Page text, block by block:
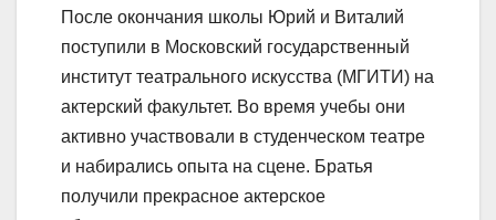
После окончания школы Юрий и Виталий
поступили в Московский государственный
институт театрального искусства (МГИТИ) на
актерский факультет. Во время учебы они
активно участвовали в студенческом театре
и набирались опыта на сцене. Братья
получили прекрасное актерское